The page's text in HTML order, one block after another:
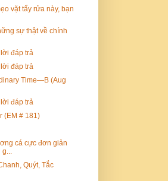
vặt tẩy rửa này, bạn
sự thật về chính
đáp trả
đáp trả
Time—B (Aug
đáp trả
(EM # 181)
cá cực đơn giản
Quýt, Tắc